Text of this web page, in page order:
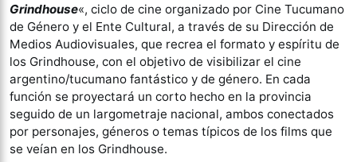
Grindhouse«, ciclo de cine organizado por Cine Tucumano
de Género y el Ente Cultural, a través de su Dirección de
Medios Audiovisuales, que recrea el formato y espíritu de
los Grindhouse, con el objetivo de visibilizar el cine
argentino/tucumano fantástico y de género. En cada
función se proyectará un corto hecho en la provincia
seguido de un largometraje nacional, ambos conectados
por personajes, géneros o temas típicos de los films que
se veían en los Grindhouse.